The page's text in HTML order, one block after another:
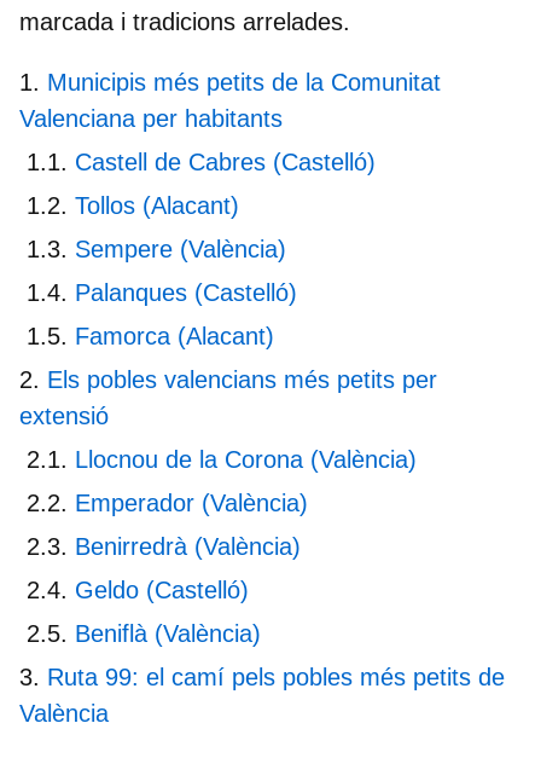
marcada i tradicions arrelades.
Municipis més petits de la Comunitat
Valenciana per habitants
Castell de Cabres (Castelló)
Tollos (Alacant)
Sempere (València)
Palanques (Castelló)
Famorca (Alacant)
Els pobles valencians més petits per
extensió
Llocnou de la Corona (València)
Emperador (València)
Benirredrà (València)
Geldo (Castelló)
Beniflà (València)
Ruta 99: el camí pels pobles més petits de
València